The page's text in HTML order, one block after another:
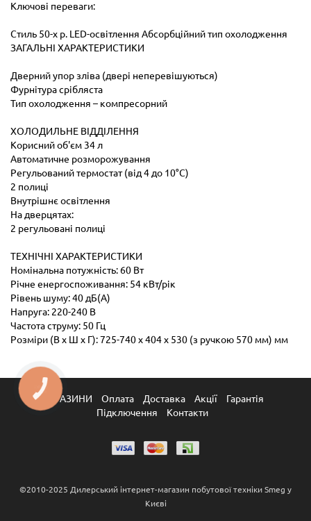
Ключові переваги:
Стиль 50-х р. LED-освітлення Абсорбційний тип охолодження
ЗАГАЛЬНІ ХАРАКТЕРИСТИКИ
Дверний упор зліва (двері неперевішуються)
Фурнітура срібляста
Тип охолодження – компресорний
ХОЛОДИЛЬНЕ ВІДДІЛЕННЯ
Корисний об'єм 34 л
Автоматичне розморожування
Регульований термостат (від 4 до 10°С)
2 полиці
Внутрішнє освітлення
На дверцятах:
2 регульовані полиці
ТЕХНІЧНІ ХАРАКТЕРИСТИКИ
Номінальна потужність: 60 Вт
Річне енергоспоживання: 54 кВт/рік
Рівень шуму: 40 дБ(А)
Напруга: 220-240 В
Частота струму: 50 Гц
Розміри (В х Ш х Г): 725-740 х 404 х 530 (з ручкою 570 мм) мм
МАГАЗИНИ Оплата Доставка Акції
Гарантія
Підключення
Контакти
©2010-2025 Дилерський інтернет-магазин побутової техніки Smeg у
Києві
КНОПКА
ЗВ'ЯЗКУ